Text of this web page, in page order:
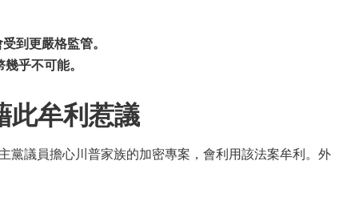
到更嚴格監管。
乎不可能。
此牟利惹議
黨議員擔心川普家族的加密專案，會利用該法案牟利。外